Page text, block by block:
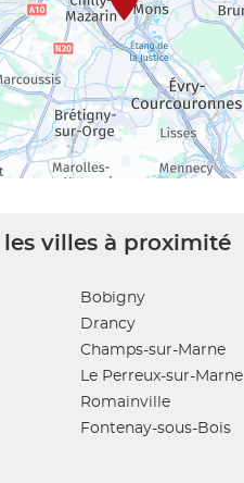
villes à proximité
Bobigny
Drancy
Champs-sur-Marne
Le Perreux-sur-Marne
Romainville
Fontenay-sous-Bois